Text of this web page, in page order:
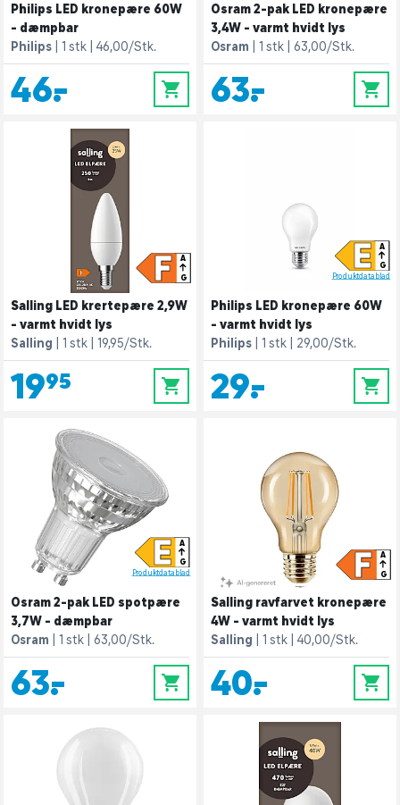
Philips LED kronepære 60W
- dæmpbar
Philips
1 stk 46,00/Stk.
46,- 0
Osram 2-pak LED kronepære
3,4W - varmt hvidt lys
Osram
1 stk 63,00/Stk.
63,- 0
A
G
F
Salling LED krertepære 2,9W
- varmt hvidt lys
Salling
1 stk 19,95/Stk.
19,95 0
A
G
E
Produktdatablad
Philips LED kronepære 60W
- varmt hvidt lys
Philips
1 stk 29,00/Stk.
29,- 0
A
G
E
Produktdatablad
Osram 2-pak LED spotpære
3,7W - dæmpbar
Osram
1 stk 63,00/Stk.
63,- 0
A
G
F
Salling ravfarvet kronepære
4W - varmt hvidt lys
Salling
1 stk 40,00/Stk.
40,- 0